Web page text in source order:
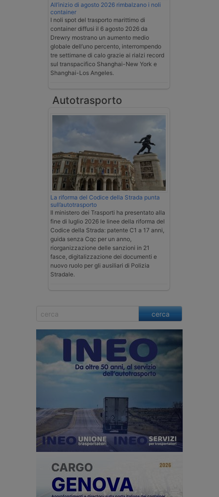
All’inizio di agosto 2026 rimbalzano i noli
container
I noli spot del trasporto marittimo di
container diffusi il 6 agosto 2026 da
Drewry mostrano un aumento medio
globale dell’uno percento, interrompendo
tre settimane di calo grazie ai rialzi record
sul transpacifico Shanghai-New York e
Shanghai-Los Angeles.
Autotrasporto
La riforma del Codice della Strada punta
sull’autotrasporto
Il ministero dei Trasporti ha presentato alla
fine di luglio 2026 le linee della riforma del
Codice della Strada: patente C1 a 17 anni,
guida senza Cqc per un anno,
riorganizzazione delle sanzioni in 21
fasce, digitalizzazione dei documenti e
nuovo ruolo per gli ausiliari di Polizia
Stradale.
cerca